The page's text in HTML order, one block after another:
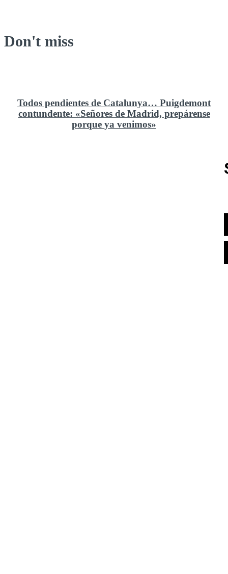
Don't miss
Todos pendientes de Catalunya… Puigdemont
contundente: «Señores de Madrid, prepárense
porque ya venimos»